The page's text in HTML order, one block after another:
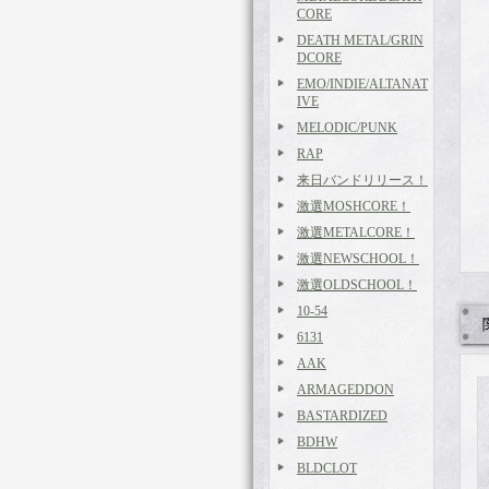
CORE
DEATH METAL/GRIN
DCORE
EMO/INDIE/ALTANAT
IVE
MELODIC/PUNK
RAP
来日バンドリリース！
激選MOSHCORE！
激選METALCORE！
激選NEWSCHOOL！
激選OLDSCHOOL！
10-54
6131
AAK
ARMAGEDDON
BASTARDIZED
BDHW
BLDCLOT